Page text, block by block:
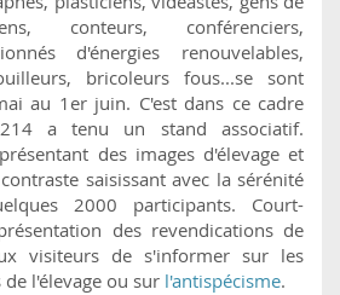
conteurs, conférenciers,
d'énergies renouvelables,
bricoleurs fous...se sont
au 1er juin. C'est dans ce cadre
a tenu un stand associatif.
des images d'élevage et
saisissant avec la sérénité
2000 participants. Court-
des revendications de
visiteurs de s'informer sur les
l'élevage ou sur l'antispécisme.